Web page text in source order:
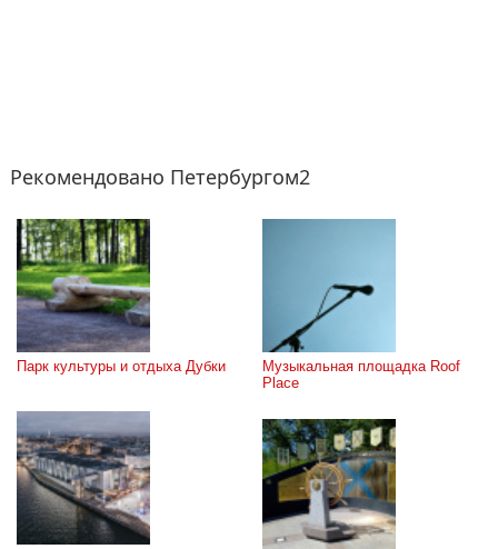
Рекомендовано Петербургом2
Парк культуры и отдыха Дубки
Музыкальная площадка Roof
Place